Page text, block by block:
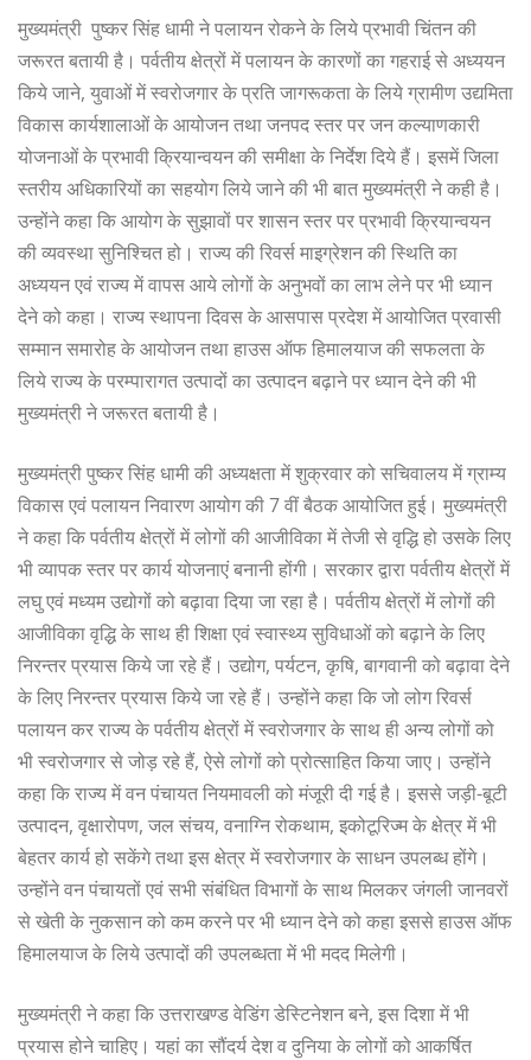
मुख्यमंत्री पुष्कर सिंह धामी ने पलायन रोकने के लिये प्रभावी चिंतन की
जरूरत बतायी है। पर्वतीय क्षेत्रों में पलायन के कारणों का गहराई से अध्ययन
किये जाने, युवाओं में स्वरोजगार के प्रति जागरूकता के लिये ग्रामीण उद्यमिता
विकास कार्यशालाओं के आयोजन तथा जनपद स्तर पर जन कल्याणकारी
योजनाओं के प्रभावी क्रियान्वयन की समीक्षा के निर्देश दिये हैं। इसमें जिला
स्तरीय अधिकारियों का सहयोग लिये जाने की भी बात मुख्यमंत्री ने कही है।
उन्होंने कहा कि आयोग के सुझावों पर शासन स्तर पर प्रभावी क्रियान्वयन
की व्यवस्था सुनिश्चित हो। राज्य की रिवर्स माइग्रेशन की स्थिति का
अध्ययन एवं राज्य में वापस आये लोगों के अनुभवों का लाभ लेने पर भी ध्यान
देने को कहा। राज्य स्थापना दिवस के आसपास प्रदेश में आयोजित प्रवासी
सम्मान समारोह के आयोजन तथा हाउस ऑफ हिमालयाज की सफलता के
लिये राज्य के परम्पारागत उत्पादों का उत्पादन बढ़ाने पर ध्यान देने की भी
मुख्यमंत्री ने जरूरत बतायी है।
मुख्यमंत्री पुष्कर सिंह धामी की अध्यक्षता में शुक्रवार को सचिवालय में ग्राम्य
विकास एवं पलायन निवारण आयोग की 7 वीं बैठक आयोजित हुई। मुख्यमंत्री
ने कहा कि पर्वतीय क्षेत्रों में लोगों की आजीविका में तेजी से वृद्धि हो उसके लिए
भी व्यापक स्तर पर कार्य योजनाएं बनानी होंगी। सरकार द्वारा पर्वतीय क्षेत्रों में
लघु एवं मध्यम उद्योगों को बढ़ावा दिया जा रहा है। पर्वतीय क्षेत्रों में लोगों की
आजीविका वृद्धि के साथ ही शिक्षा एवं स्वास्थ्य सुविधाओं को बढ़ाने के लिए
निरन्तर प्रयास किये जा रहे हैं। उद्योग, पर्यटन, कृषि, बागवानी को बढ़ावा देने
के लिए निरन्तर प्रयास किये जा रहे हैं। उन्होंने कहा कि जो लोग रिवर्स
पलायन कर राज्य के पर्वतीय क्षेत्रों में स्वरोजगार के साथ ही अन्य लोगों को
भी स्वरोजगार से जोड़ रहे हैं, ऐसे लोगों को प्रोत्साहित किया जाए। उन्होंने
कहा कि राज्य में वन पंचायत नियमावली को मंजूरी दी गई है। इससे जड़ी-बूटी
उत्पादन, वृक्षारोपण, जल संचय, वनाग्नि रोकथाम, इकोटूरिज्म के क्षेत्र में भी
बेहतर कार्य हो सकेंगे तथा इस क्षेत्र में स्वरोजगार के साधन उपलब्ध होंगे।
उन्होंने वन पंचायतों एवं सभी संबंधित विभागों के साथ मिलकर जंगली जानवरों
से खेती के नुकसान को कम करने पर भी ध्यान देने को कहा इससे हाउस ऑफ
हिमालयाज के लिये उत्पादों की उपलब्धता में भी मदद मिलेगी।
मुख्यमंत्री ने कहा कि उत्तराखण्ड वेडिंग डेस्टिनेशन बने, इस दिशा में भी
प्रयास होने चाहिए। यहां का सौंदर्य देश व दुनिया के लोगों को आकर्षित